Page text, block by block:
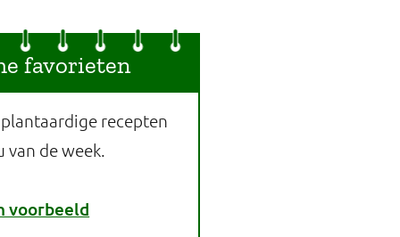
favorieten
recepten
van de week.
voorbeeld